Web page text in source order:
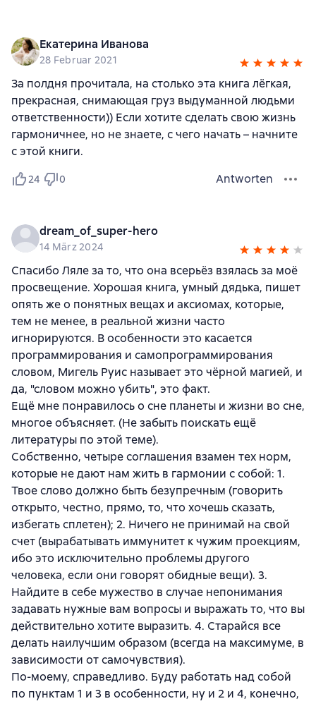
Екатерина Иванова
28 Februar 2021
За полдня прочитала, на столько эта книга лёгкая,
прекрасная, снимающая груз выдуманной людьми
ответственности)) Если хотите сделать свою жизнь
гармоничнее, но не знаете, с чего начать – начните
с этой книги.
24 0 Antworten
dream_of_super-hero
14 März 2024
Спасибо Ляле за то, что она всерьёз взялась за моё
просвещение. Хорошая книга, умный дядька, пишет
опять же о понятных вещах и аксиомах, которые,
тем не менее, в реальной жизни часто
игнорируются. В особенности это касается
программирования и самопрограммирования
словом, Мигель Руис называет это чёрной магией, и
да, "словом можно убить", это факт.
Ещё мне понравилось о сне планеты и жизни во сне,
многое объясняет. (Не забыть поискать ещё
литературы по этой теме).
Собственно, четыре соглашения взамен тех норм,
которые не дают нам жить в гармонии с собой: 1.
Твое слово должно быть безупречным (говорить
открыто, честно, прямо, то, что хочешь сказать,
избегать сплетен); 2. Ничего не принимай на свой
счет (вырабатывать иммунитет к чужим проекциям,
ибо это исключительно проблемы другого
человека, если они говорят обидные вещи). 3.
Найдите в себе мужество в случае непонимания
задавать нужные вам вопросы и выражать то, что вы
действительно хотите выразить. 4. Старайся все
делать наилучшим образом (всегда на максимуме, в
зависимости от самочувствия).
По-моему, справедливо. Буду работать над собой
по пунктам 1 и 3 в особенности, ну и 2 и 4, конечно,